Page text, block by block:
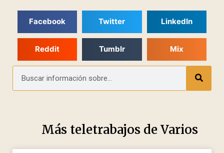
Facebook Twitter LinkedIn
Reddit Tumblr Mix
Más teletrabajos deVarios